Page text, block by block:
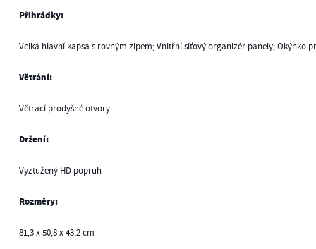
Přihrádky:
Velká hlavní kapsa s rovným zipem; Vnitřní síťový organizér panely; Okýnko
Větrání:
Větrací prodyšné otvory
Držení:
Vyztužený HD popruh
Rozměry:
81,3 x 50,8 x 43,2 cm